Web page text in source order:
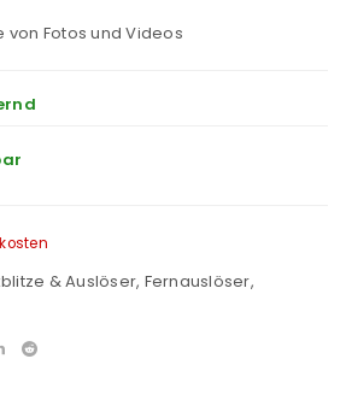
von Fotos und Videos
& Auslöser, Fernauslöser,